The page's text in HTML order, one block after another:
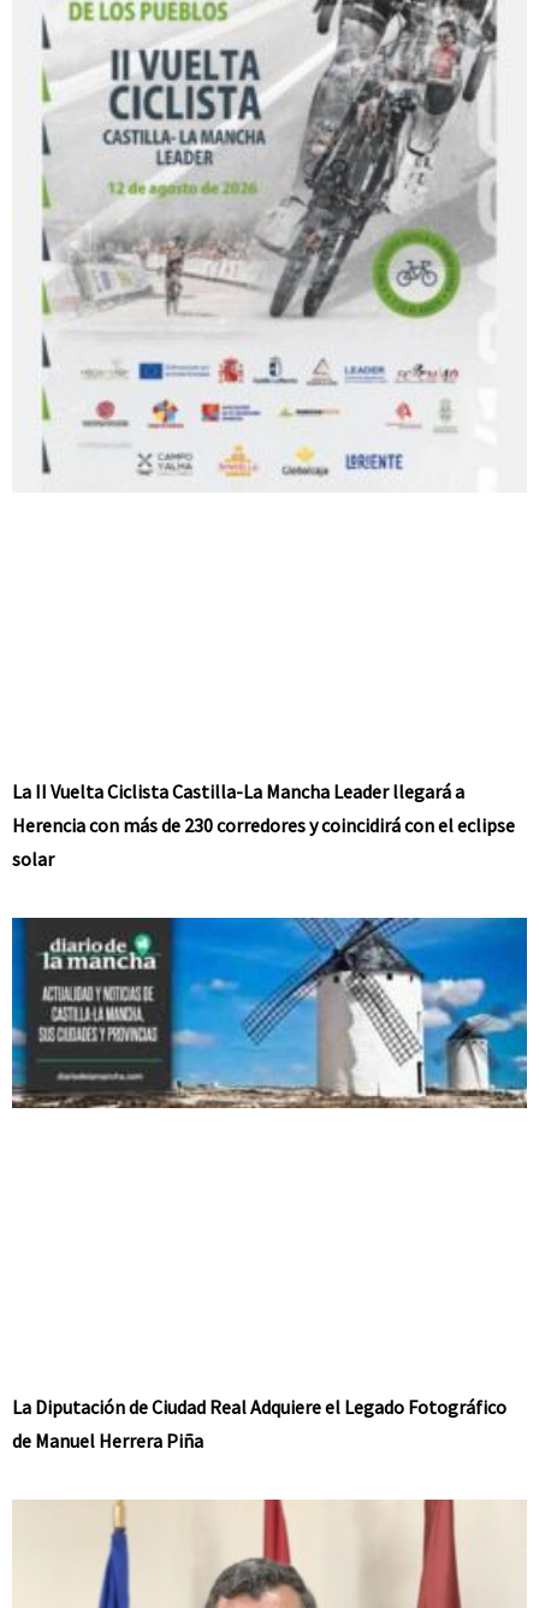
La II Vuelta Ciclista Castilla-La Mancha Leader llegará a
Herencia con más de 230 corredores y coincidirá con el eclipse
solar
La Diputación de Ciudad Real Adquiere el Legado Fotográfico
de Manuel Herrera Piña